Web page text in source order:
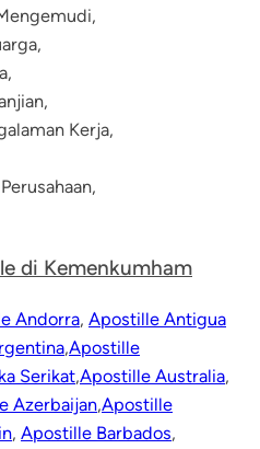
Kerja,
,
di Kemenkumham
Andorra, Apostille Antigua
,Apostille
Serikat,Apostille Australia,
Azerbaijan,Apostille
, Apostille Barbados,